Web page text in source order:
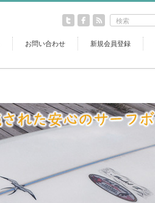
お問い合わせ 新規会員登録